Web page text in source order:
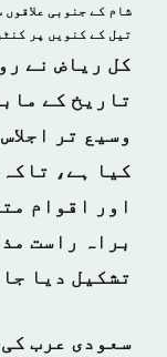
شام کے جنوبی
تیل کے کنویں پر
تاریخ کے
وسیع تر
کیا ہے،
اور اقوام
براہ راست
تشکیل دیا
سعودی عرب